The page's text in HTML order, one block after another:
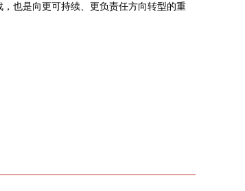
也是向更可持续、更负责任方向转型的重